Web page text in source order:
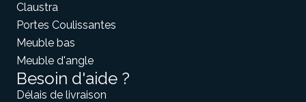
Claustra
Portes Coulissantes
Meuble bas
Meuble d'angle
Besoin d'aide ?
Délais de livraison